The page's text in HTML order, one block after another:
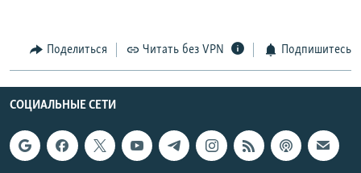
Поделиться Читать без VPN Подпишитесь
СОЦИАЛЬНЫЕ СЕТИ